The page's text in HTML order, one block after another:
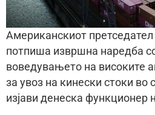
Американскиот
потпиша извршна наредба
воведувањето на високите
за увоз на кинески стоки во
изјави денеска функционер